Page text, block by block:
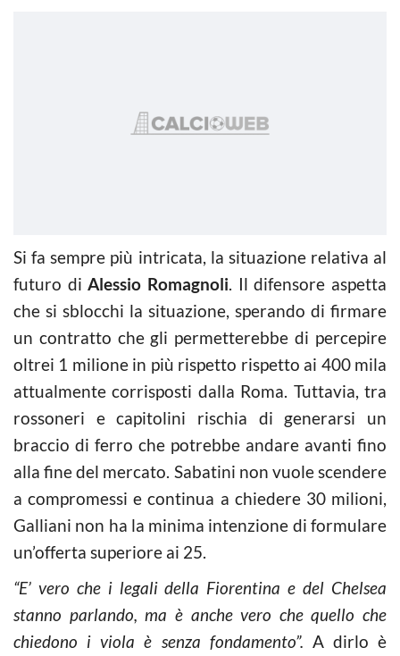
Si fa sempre più intricata, la situazione relativa al
futuro diAlessio Romagnoli. Il difensore aspetta
che si sblocchi la situazione, sperando di firmare
un contratto che gli permetterebbe di percepire
oltrei 1 milione in più rispetto rispetto ai 400 mila
attualmente corrisposti dalla Roma. Tuttavia, tra
rossoneri e capitolini rischia di generarsi un
braccio di ferro che potrebbe andare avanti fino
alla fine del mercato. Sabatini non vuole scendere
a compromessi e continua a chiedere 30 milioni,
Galliani non ha la minima intenzione di formulare
un’offerta superiore ai 25.
“E’ vero che i legali della Fiorentina e del Chelsea
stanno parlando, ma è anche vero che quello che
chiedono i viola è senza fondamento”. A dirlo è